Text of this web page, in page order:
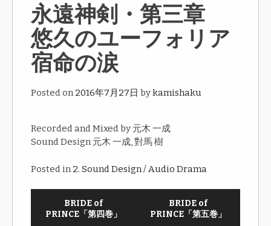
永遠神剣・第三章
悠久のユーフォリア
宿命の涙
Posted on2016年7月27日 bykamishaku
Recorded and Mixed by 元木 一成
Sound Design 元木 一成, 對馬 樹
Posted in2. Sound Design / Audio Drama
BRIDE of
PRINCE「第四巻」
BRIDE of
PRINCE「第五巻」